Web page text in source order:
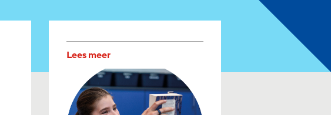
Lees meer